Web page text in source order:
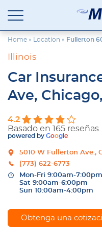
contenido
Home » Location » Fullerton
Illinois
Car
Ave,
4.2
Basado en 165 reseñas.
powered by Goog e
5010 W Fullerton Ave.,
(773) 622-6773
Mon-Fri 9:00am-7:00pm
Sat 9:00am-6:00pm
Sun 10:00am-4:00pm
Obtenga una